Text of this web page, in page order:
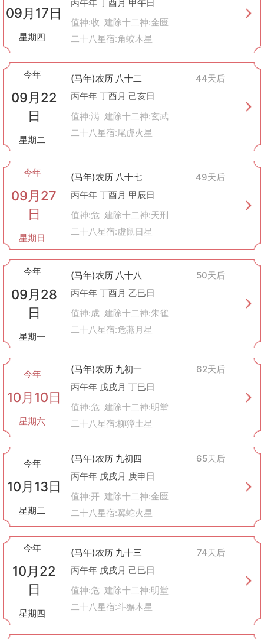
09月17日
星期四
丙午年 丁酉月 甲午日
值神:收 建除十二神:金匮
二十八星宿:角蛟木星
今年
09月22
日
星期二
(马年)农历 八十二
44天后
丙午年 丁酉月 己亥日
值神:满 建除十二神:玄武
二十八星宿:尾虎火星
今年
09月27
日
星期日
(马年)农历 八十七
49天后
丙午年 丁酉月 甲辰日
值神:危 建除十二神:天刑
二十八星宿:虚鼠日星
今年
09月28
日
星期一
(马年)农历 八十八
50天后
丙午年 丁酉月 乙巳日
值神:成 建除十二神:朱雀
二十八星宿:危燕月星
今年
10月10日
星期六
(马年)农历 九初一
62天后
丙午年 戊戌月 丁巳日
值神:危 建除十二神:明堂
二十八星宿:柳獐土星
今年
10月13日
星期二
(马年)农历 九初四
65天后
丙午年 戊戌月 庚申日
值神:开 建除十二神:金匮
二十八星宿:翼蛇火星
今年
10月22
日
星期四
(马年)农历 九十三
74天后
丙午年 戊戌月 己巳日
值神:危 建除十二神:明堂
二十八星宿:斗獬木星